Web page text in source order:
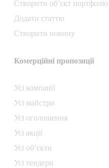
Створити об’єкт портфоліо
Додати статтю
Створити новину
Комерційні пропозиції
Усі компанії
Усі майстри
Усі оголошення
Усі акції
Усі об’єкти
Усі тендери